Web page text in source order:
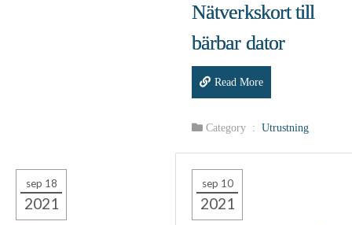
Nätverkskort till
bärbar dator
Read More
Category : Utrustning
sep 18
2021
sep 10
2021